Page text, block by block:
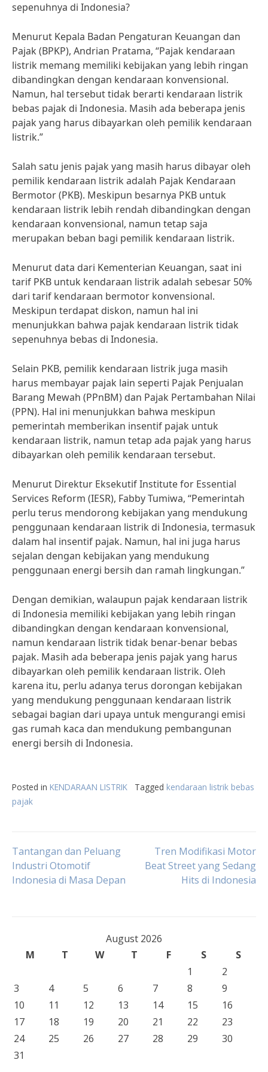
sepenuhnya di Indonesia?
Menurut Kepala Badan Pengaturan Keuangan dan
Pajak (BPKP), Andrian Pratama, “Pajak kendaraan
listrik memang memiliki kebijakan yang lebih ringan
dibandingkan dengan kendaraan konvensional.
Namun, hal tersebut tidak berarti kendaraan listrik
bebas pajak di Indonesia. Masih ada beberapa jenis
pajak yang harus dibayarkan oleh pemilik kendaraan
listrik.”
Salah satu jenis pajak yang masih harus dibayar oleh
pemilik kendaraan listrik adalah Pajak Kendaraan
Bermotor (PKB). Meskipun besarnya PKB untuk
kendaraan listrik lebih rendah dibandingkan dengan
kendaraan konvensional, namun tetap saja
merupakan beban bagi pemilik kendaraan listrik.
Menurut data dari Kementerian Keuangan, saat ini
tarif PKB untuk kendaraan listrik adalah sebesar 50%
dari tarif kendaraan bermotor konvensional.
Meskipun terdapat diskon, namun hal ini
menunjukkan bahwa pajak kendaraan listrik tidak
sepenuhnya bebas di Indonesia.
Selain PKB, pemilik kendaraan listrik juga masih
harus membayar pajak lain seperti Pajak Penjualan
Barang Mewah (PPnBM) dan Pajak Pertambahan Nilai
(PPN). Hal ini menunjukkan bahwa meskipun
pemerintah memberikan insentif pajak untuk
kendaraan listrik, namun tetap ada pajak yang harus
dibayarkan oleh pemilik kendaraan tersebut.
Menurut Direktur Eksekutif Institute for Essential
Services Reform (IESR), Fabby Tumiwa, “Pemerintah
perlu terus mendorong kebijakan yang mendukung
penggunaan kendaraan listrik di Indonesia, termasuk
dalam hal insentif pajak. Namun, hal ini juga harus
sejalan dengan kebijakan yang mendukung
penggunaan energi bersih dan ramah lingkungan.”
Dengan demikian, walaupun pajak kendaraan listrik
di Indonesia memiliki kebijakan yang lebih ringan
dibandingkan dengan kendaraan konvensional,
namun kendaraan listrik tidak benar-benar bebas
pajak. Masih ada beberapa jenis pajak yang harus
dibayarkan oleh pemilik kendaraan listrik. Oleh
karena itu, perlu adanya terus dorongan kebijakan
yang mendukung penggunaan kendaraan listrik
sebagai bagian dari upaya untuk mengurangi emisi
gas rumah kaca dan mendukung pembangunan
energi bersih di Indonesia.
Posted in KENDARAAN LISTRIK Tagged kendaraan listrik bebas
pajak
Post
navigation
Tantangan dan Peluang
Industri Otomotif
Indonesia di Masa Depan
Tren Modifikasi Motor
Beat Street yang Sedang
Hits di Indonesia
August 2026
M
T W T F S
S
1
2
3
4 5 6 7 8
9
10
11 12 13 14 15
16
17
18 19 20 21 22
23
24
25 26 27 28 29
30
31